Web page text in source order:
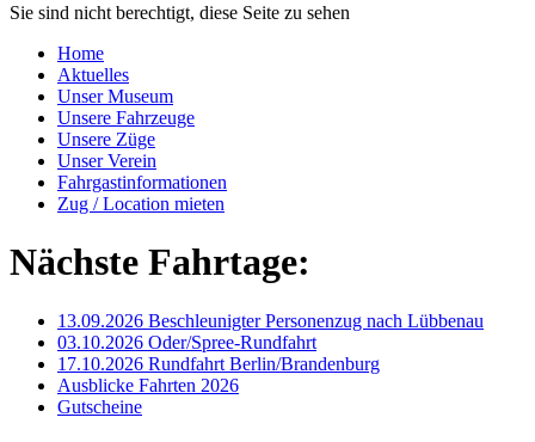
Sie sind nicht berechtigt, diese Seite zu sehen
Home
Aktuelles
Unser Museum
Unsere Fahrzeuge
Unsere Züge
Unser Verein
Fahrgastinformationen
Zug / Location mieten
Nächste Fahrtage:
13.09.2026 Beschleunigter Personenzug nach Lübbenau
03.10.2026 Oder/Spree-Rundfahrt
17.10.2026 Rundfahrt Berlin/Brandenburg
Ausblicke Fahrten 2026
Gutscheine